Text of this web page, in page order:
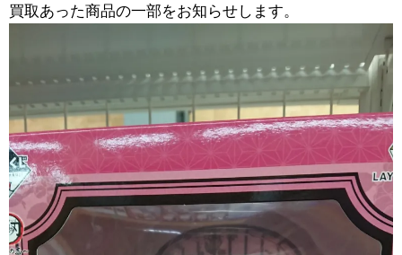
買取あった商品の一部をお知らせします。